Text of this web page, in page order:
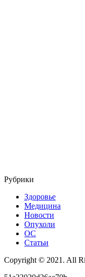
Рубрики
Здоровье
Медицина
Новости
Опухоли
ОС
Статьи
Copyright © 2021. All